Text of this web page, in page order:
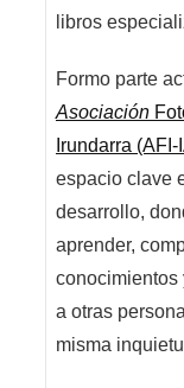
libros
Formo parte
Asociación
Irundarra (AFI-
espacio clave
desarrollo,
aprender,
conocimientos
a otras
misma